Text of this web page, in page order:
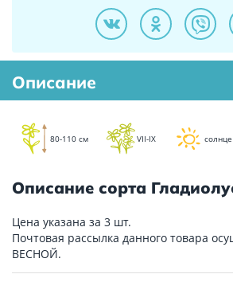
Описание
80-110 см VII-IX солнце
Описание сорта
Цена указана за 3 шт.
Почтовая рассылка данного товара
ВЕСНОЙ.